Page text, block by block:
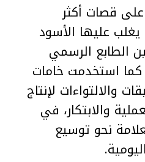
قصات أكثر
عليها الأسود
الطابع الرسمي
كما استخدمت خامات
والالتواءات لإنتاج
والابتكار، في
نحو توسيع